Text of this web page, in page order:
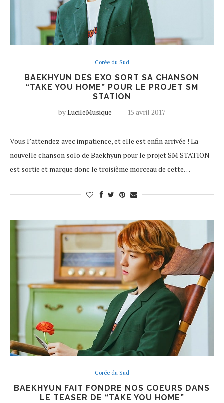
Corée du Sud
BAEKHYUN DES EXO SORT SA CHANSON
“TAKE YOU HOME” POUR LE PROJET SM
STATION
byLucileMusique 15 avril 2017
Vous l’attendez avec impatience, et elle est enfin arrivée ! La
nouvelle chanson solo de Baekhyun pour le projet SM STATION
est sortie et marque donc le troisième morceau de cette…
Corée du Sud
BAEKHYUN FAIT FONDRE NOS COEURS DANS
LE TEASER DE “TAKE YOU HOME”